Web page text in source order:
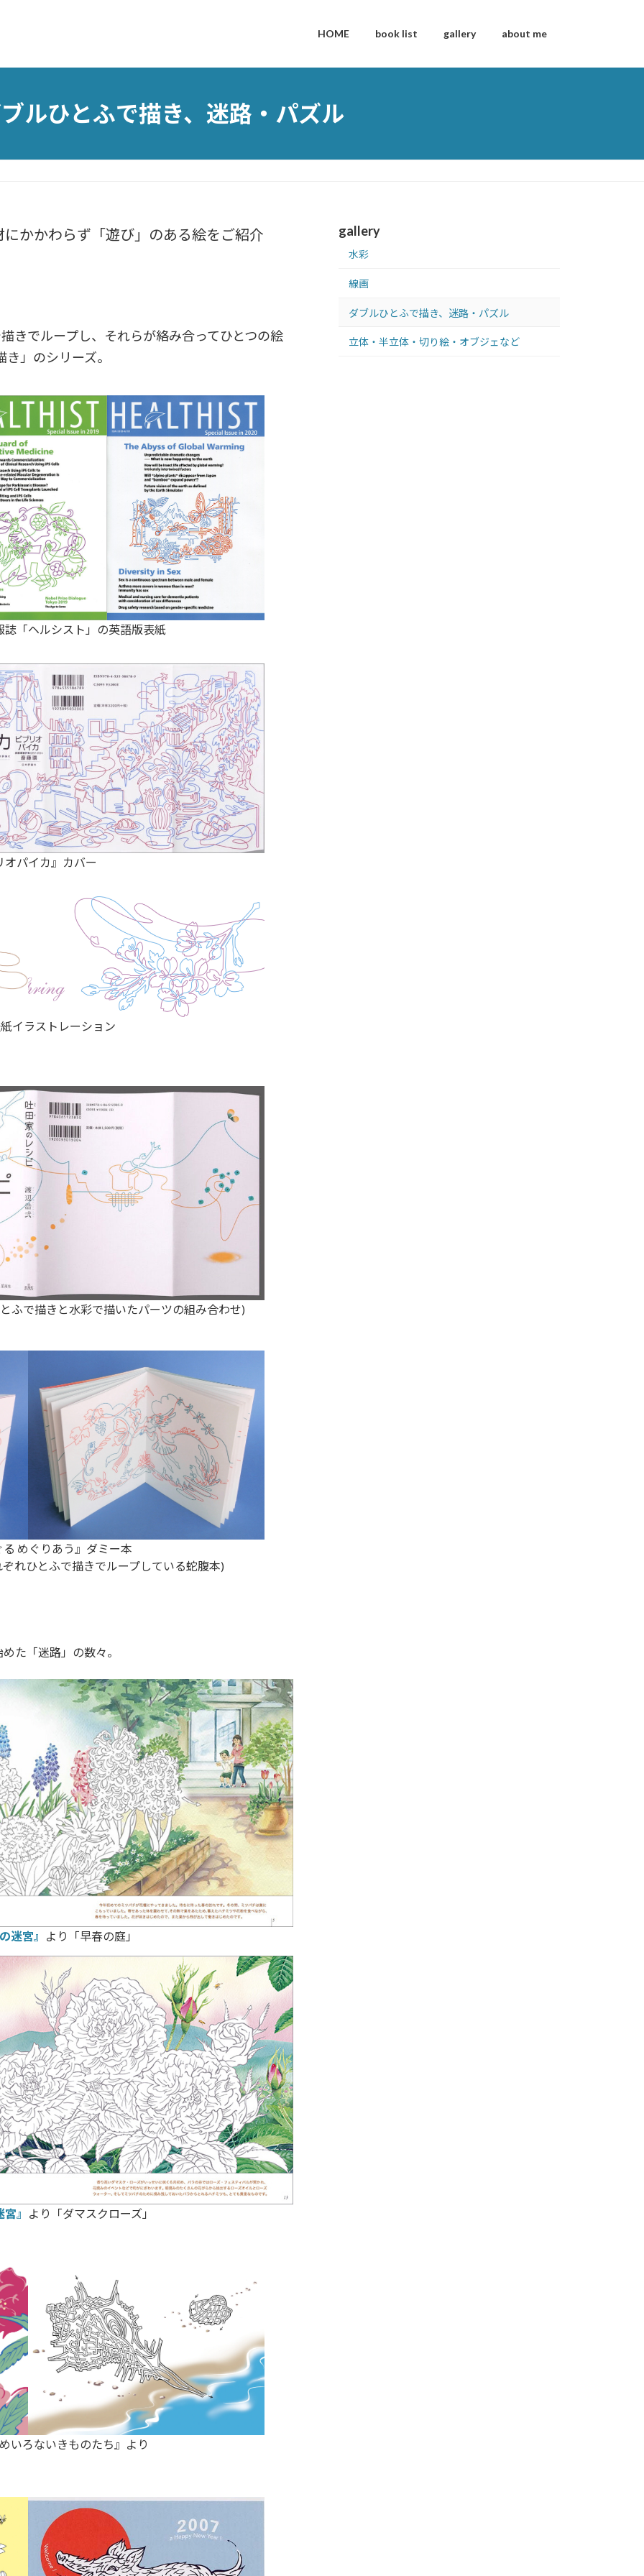
HOME book list gallery about me
ルひとふで描き、迷路・パズル
かかわらず「遊び」のある絵をご紹介
きでループし、それらが絡み合ってひとつの絵
」のシリーズ。
誌「ヘルシスト」の英語版表紙
オパイカ』カバー
イラストレーション
ふで描きと水彩で描いたパーツの組み合わせ)
めぐりあう』ダミー本
れひとふで描きでループしている蛇腹本)
た「迷路」の数々。
迷宮』 より「早春の庭」
』 より「ダマスクローズ」
いろないきものたち』より
gallery
水彩
線画
ダブルひとふで描き、迷路・パズル
立体・半立体・切り絵・オブジェなど